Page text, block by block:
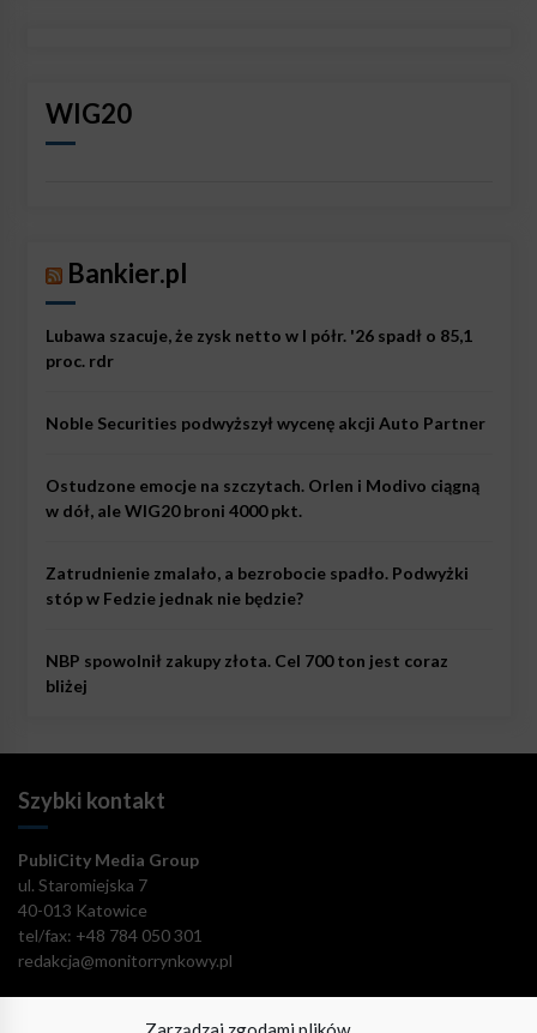
WIG20
Bankier.pl
Lubawa szacuje, że zysk netto w I półr. '26 spadł o 85,1
proc. rdr
Noble Securities podwyższył wycenę akcji Auto Partner
Ostudzone emocje na szczytach. Orlen i Modivo ciągną
w dół, ale WIG20 broni 4000 pkt.
Zatrudnienie zmalało, a bezrobocie spadło. Podwyżki
stóp w Fedzie jednak nie będzie?
NBP spowolnił zakupy złota. Cel 700 ton jest coraz
bliżej
Szybki kontakt
PubliCity Media Group
ul. Staromiejska 7
40-013 Katowice
tel/fax: +48 784 050 301
redakcja@monitorrynkowy.pl